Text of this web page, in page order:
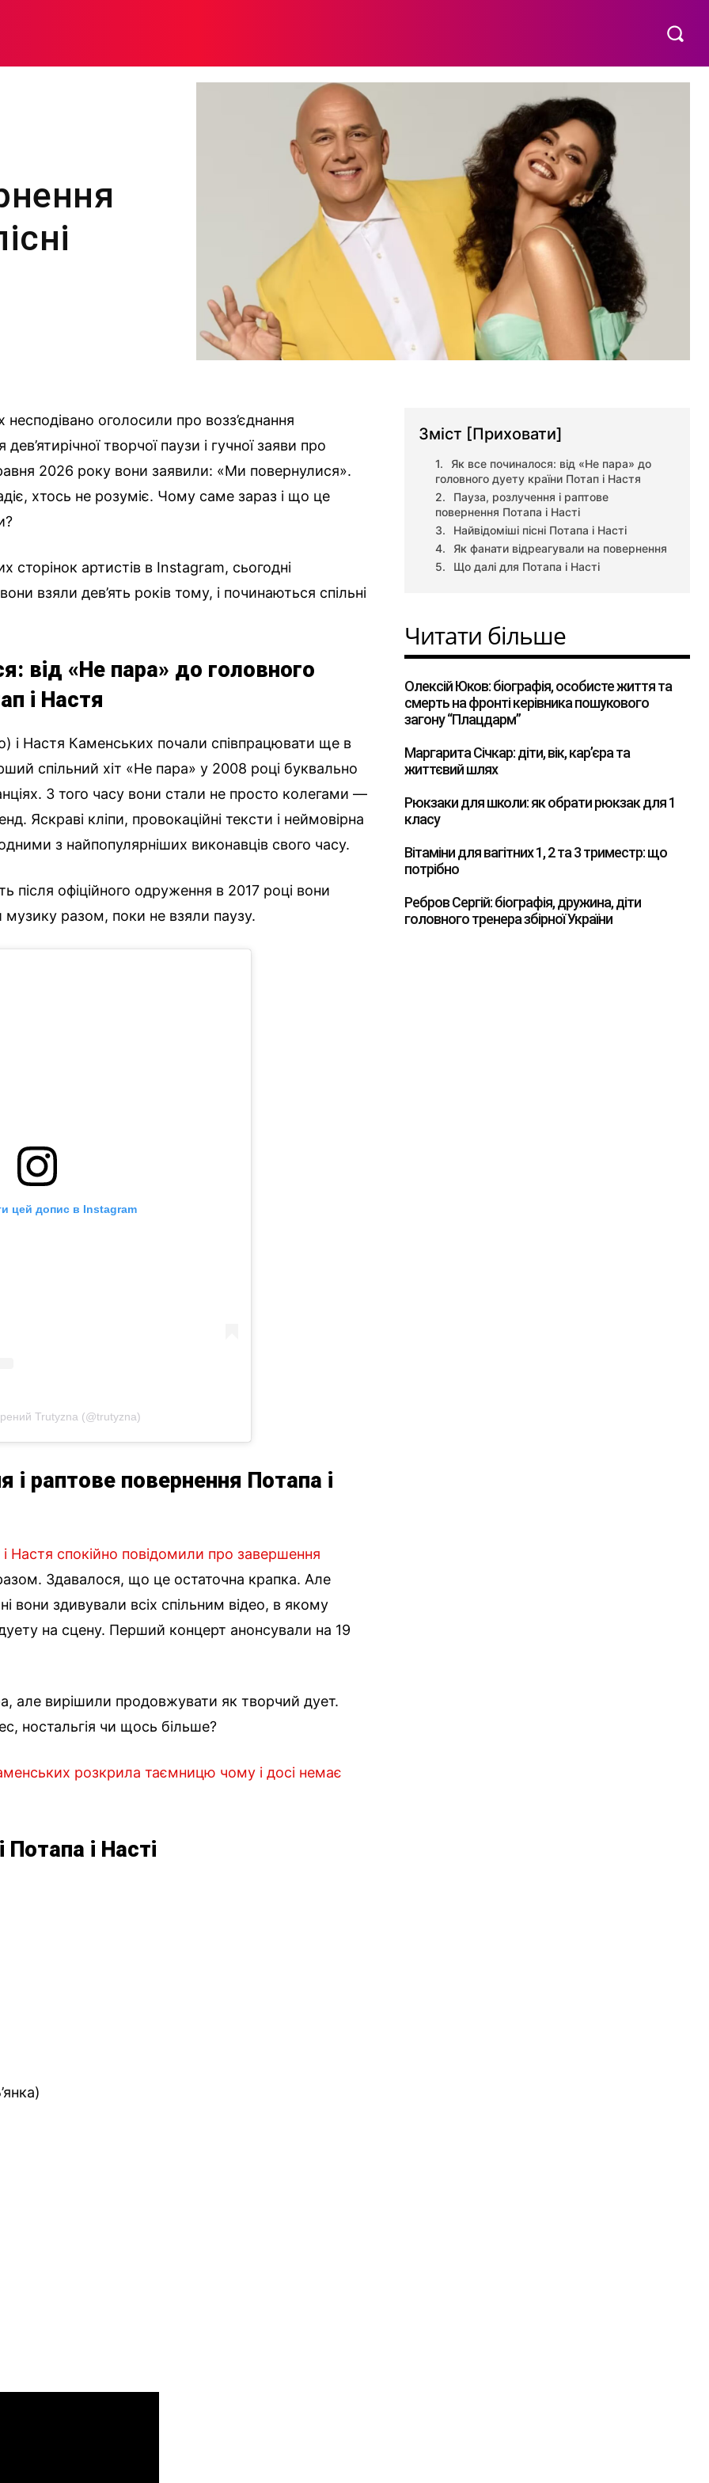
оголосили про возз’єднання
творчої паузи і гучної заяви про
2026 року вони заявили: «Ми повернулися».
хтось не розуміє. Чому саме зараз і що це
сторінок артистів в Instagram, сьогодні
взяли дев’ять років тому, і починаються спільні
від «Не пара» до головного
і Настя
і Настя Каменських почали співпрацювати ще в
спільний хіт «Не пара» у 2008 році буквально
З того часу вони стали не просто колегами —
Яскраві кліпи, провокаційні тексти і неймовірна
з найпопулярніших виконавців свого часу.
після офіційного одруження в 2017 році вони
разом, поки не взяли паузу.
цей допис в Instagram
Trutyzna (@trutyzna)
і раптове повернення Потапа і
Настя спокійно повідомили про завершення
Здавалося, що це остаточна крапка. Але
вони здивували всіх спільним відео, в якому
на сцену. Перший концерт анонсували на 19
але вирішили продовжувати як творчий дует.
ностальгія чи щось більше?
розкрила таємницю чому і досі немає
Потапа і Насті
Зміст [Приховати]
Як все починалося: від «Не пара» до
головного дуету країни Потап і Настя
Пауза, розлучення і раптове
повернення Потапа і Насті
Найвідоміші пісні Потапа і Насті
Як фанати відреагували на повернення
Що далі для Потапа і Насті
Читати більше
Олексій Юков: біографія, особисте життя та
смерть на фронті керівника пошукового
загону “Плацдарм”
Маргарита Січкар: діти, вік, кар’єра та
життєвий шлях
Рюкзаки для школи: як обрати рюкзак для 1
класу
Вітаміни для вагітних 1, 2 та 3 триместр: що
потрібно
Ребров Сергій: біографія, дружина, діти
головного тренера збірної України